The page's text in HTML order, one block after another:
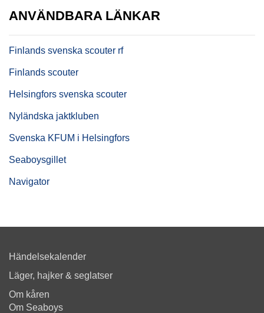
ANVÄNDBARA LÄNKAR
Finlands svenska scouter rf
Finlands scouter
Helsingfors svenska scouter
Nyländska jaktkluben
Svenska KFUM i Helsingfors
Seaboysgillet
Navigator
Händelsekalender
Läger, hajker & seglatser
Om kåren
Om Seaboys